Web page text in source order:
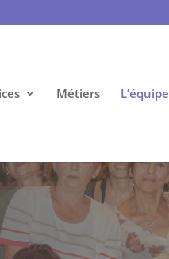
Métiers L’équipe